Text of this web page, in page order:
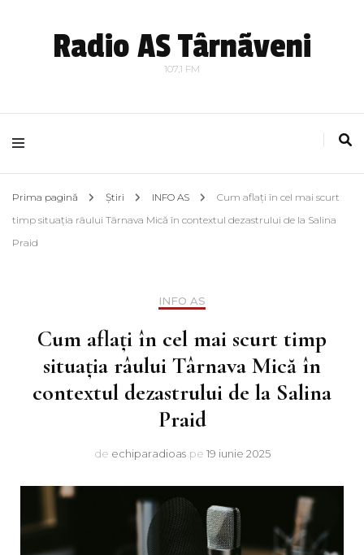
Radio AS Târnãveni
107,1 FM
Prima pagină Știri INFO AS
Cum aflați în cel mai scurt
timp situația râului Târnava Mică în contextul dezastrului de la Salina
Praid
INFO AS
Cum aflați în cel mai scurt timp
situația râului Târnava Mică în
contextul dezastrului de la Salina
Praid
de echiparadioas pe 19 iunie 2025